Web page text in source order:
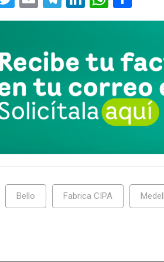
Bello Fabrica CIPA